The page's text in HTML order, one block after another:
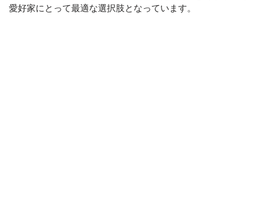
愛好家にとって最適な選択肢となっています。